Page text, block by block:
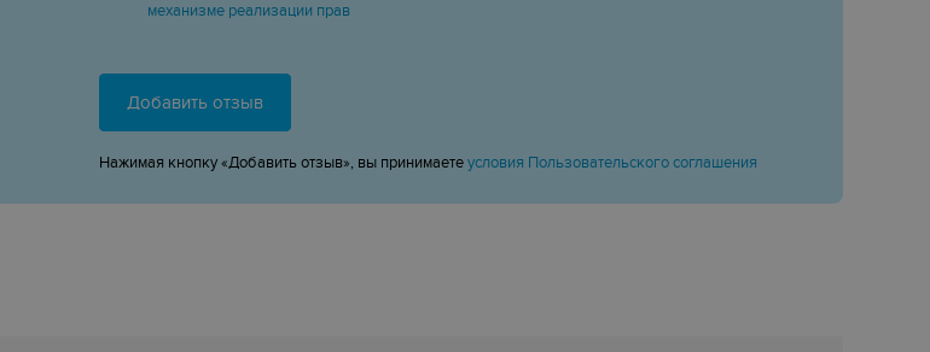
механизме реализации прав
Добавить отзыв
Нажимая кнопку «Добавить отзыв», вы принимаетеусловия Пользовательского соглашения